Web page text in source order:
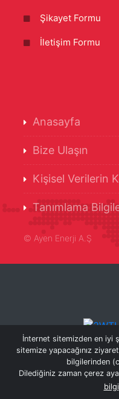
İnternet sitemizden en iyi
sitemize yapacağınız
bilgilerinden
Dilediğiniz zaman çerez
bilgi
Şikayet Formu
İletişim Formu
Anasayfa
Bize Ulaşın
Kişisel Verilerin
Tanımlama
© Ayen Enerji A.Ş